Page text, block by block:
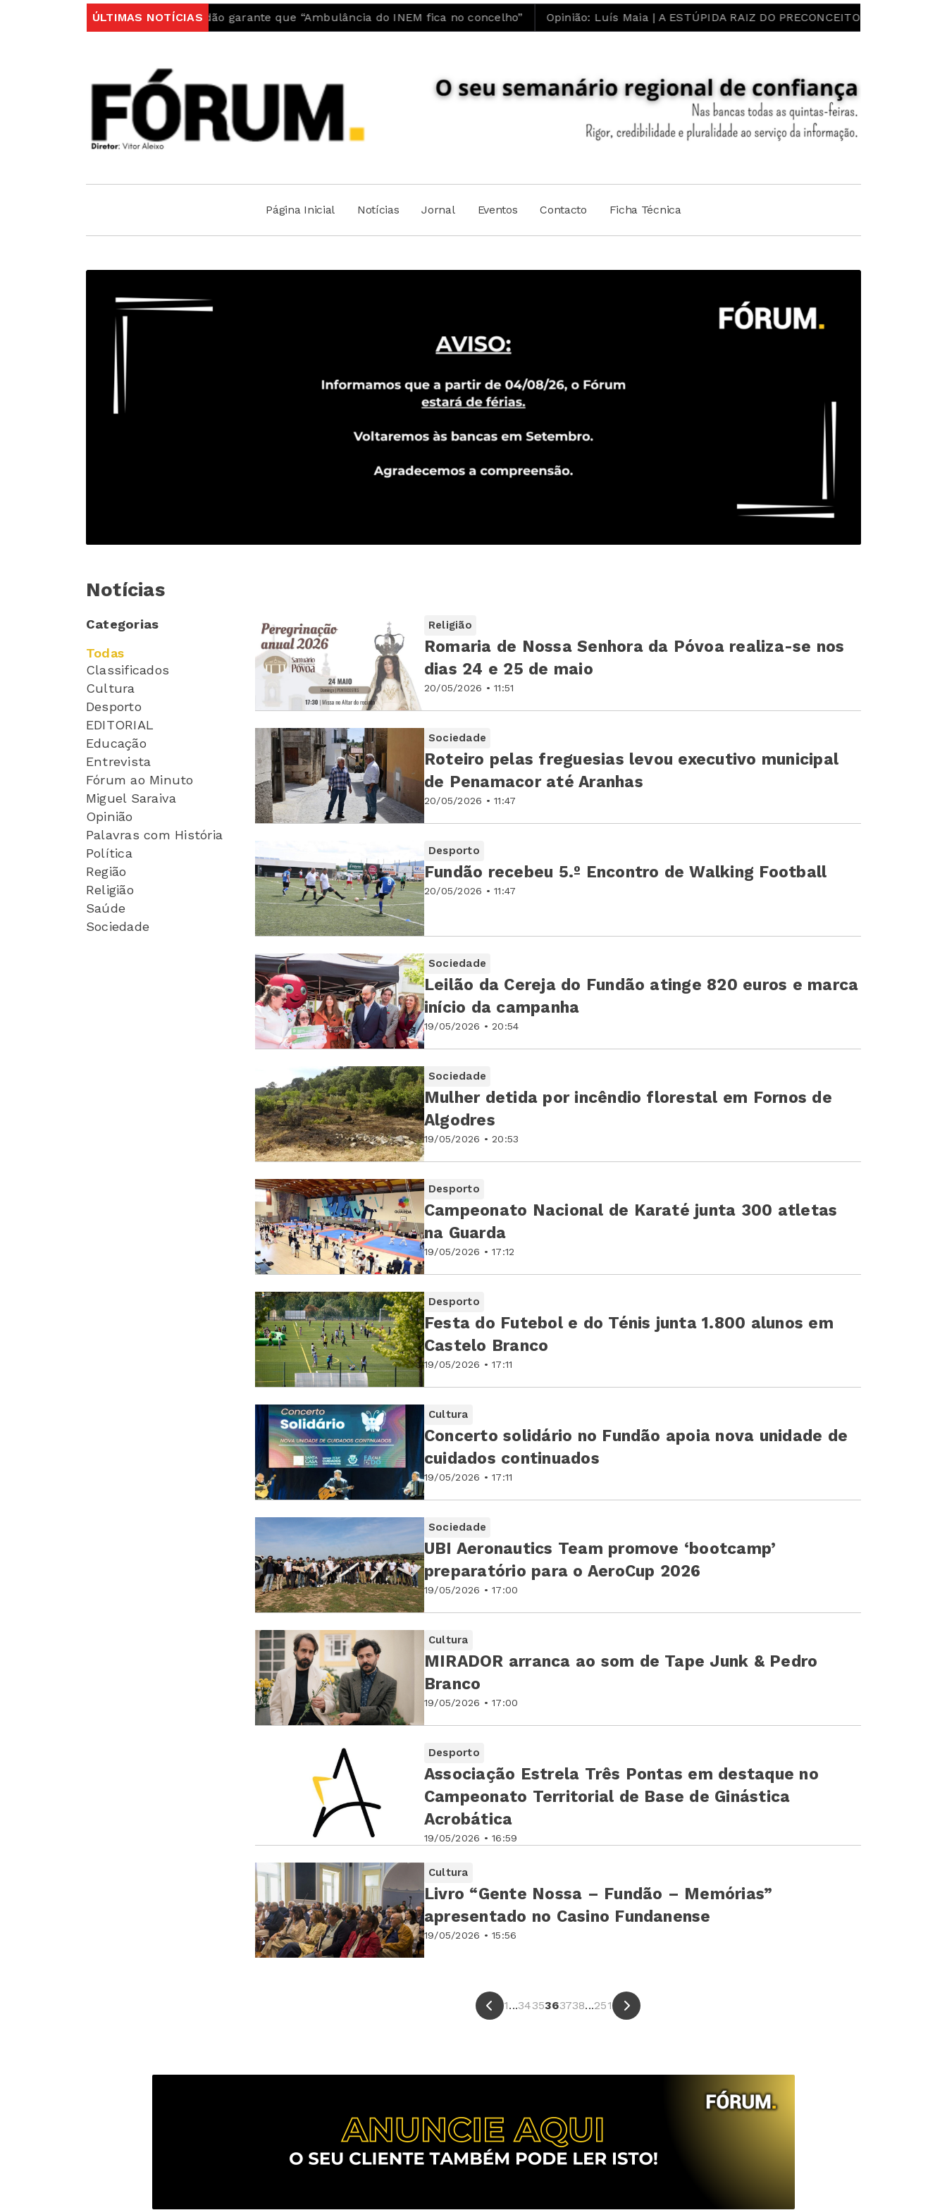
ÚLTIMAS NOTÍCIAS
Autarquia do Fundão garante que “Ambulância do INEM fica no concelho” Opinião: Luís Maia | A ESTÚPIDA RAIZ DO PRECONCEITO E DO ESTEREÓTIPO!
Página Inicial Notícias Jornal Eventos Contacto Ficha Técnica
Notícias
Categorias
Todas
Classificados
Cultura
Desporto
EDITORIAL
Educação
Entrevista
Fórum ao Minuto
Miguel Saraiva
Opinião
Palavras com História
Política
Região
Religião
Saúde
Sociedade
Religião
20/05/2026 • 11:51
Romaria de Nossa Senhora da Póvoa realiza-se nos
dias 24 e 25 de maio
Sociedade
20/05/2026 • 11:47
Roteiro pelas freguesias levou executivo municipal
de Penamacor até Aranhas
Desporto
20/05/2026 • 11:47
Fundão recebeu 5.º Encontro de Walking Football
Sociedade
19/05/2026 • 20:54
Leilão da Cereja do Fundão atinge 820 euros e marca
início da campanha
Sociedade
19/05/2026 • 20:53
Mulher detida por incêndio florestal em Fornos de
Algodres
Desporto
19/05/2026 • 17:12
Campeonato Nacional de Karaté junta 300 atletas
na Guarda
Desporto
19/05/2026 • 17:11
Festa do Futebol e do Ténis junta 1.800 alunos em
Castelo Branco
Cultura
19/05/2026 • 17:11
Concerto solidário no Fundão apoia nova unidade de
cuidados continuados
Sociedade
19/05/2026 • 17:00
UBI Aeronautics Team promove ‘bootcamp’
preparatório para o AeroCup 2026
Cultura
19/05/2026 • 17:00
MIRADOR arranca ao som de Tape Junk & Pedro
Branco
Desporto
19/05/2026 • 16:59
Associação Estrela Três Pontas em destaque no
Campeonato Territorial de Base de Ginástica
Acrobática
Cultura
19/05/2026 • 15:56
Livro “Gente Nossa – Fundão – Memórias”
apresentado no Casino Fundanense
1...3435363738...251